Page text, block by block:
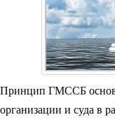
Принцип ГМССБ
организации и суда в